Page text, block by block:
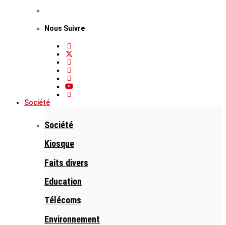
Nous Suivre
Société
Société
Kiosque
Faits divers
Education
Télécoms
Environnement